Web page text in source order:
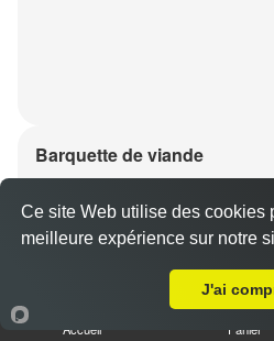
Barquette de viande
7.50 €
1 viande au choix
Accueil Panier
Ce site Web utilise des cookies
meilleure expérience sur notre
J'ai